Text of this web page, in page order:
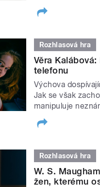
Rozhlasová hra
Věra
telefonu
Výchova
Jak se však
manipuluje
Rozhlasová hra
W. S.
žen, kterému